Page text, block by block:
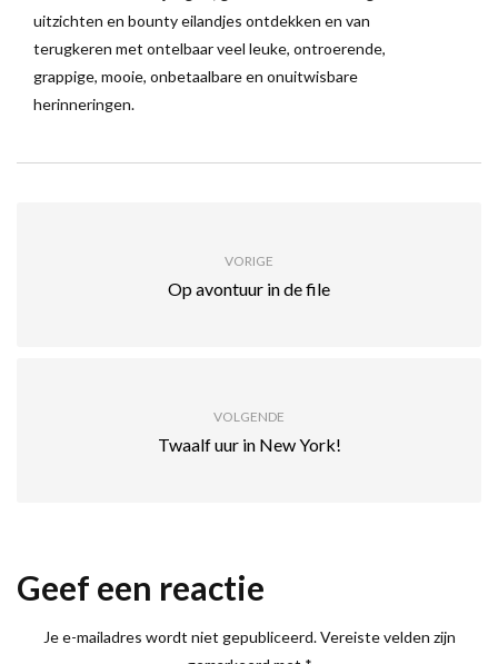
uitzichten en bounty eilandjes ontdekken en van
terugkeren met ontelbaar veel leuke, ontroerende,
grappige, mooie, onbetaalbare en onuitwisbare
herinneringen.
VORIGE
Op avontuur in de file
VOLGENDE
Twaalf uur in New York!
Geef een reactie
Je e-mailadres wordt niet gepubliceerd. Vereiste velden zijn